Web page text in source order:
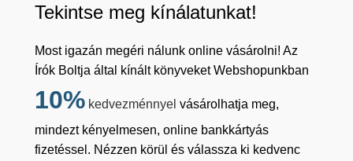
Tekintse meg kínálatunkat!
Most igazán megéri nálunk online vásárolni! Az
Írók Boltja által kínált könyveket Webshopunkban
10% kedvezménnyel vásárolhatja meg,
mindezt kényelmesen, online bankkártyás
fizetéssel. Nézzen körül és válassza ki kedvenc